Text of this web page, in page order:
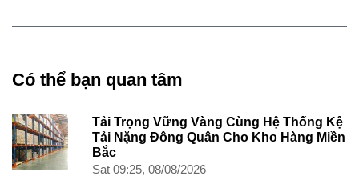
Có thể bạn quan tâm
Tải Trọng Vững Vàng Cùng Hệ Thống Kệ
Tải Nặng Đông Quân Cho Kho Hàng Miền
Bắc
Sat 09:25, 08/08/2026